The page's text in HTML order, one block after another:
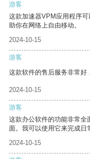
游客
这款加速器VPM应用程序
助你在网络上自由移动。
2024-10-15
游客
这款软件的售后服务非常好
2024-10-15
游客
这款办公软件的功能非常全
面。我可以使用它来完成日
2024-10-15